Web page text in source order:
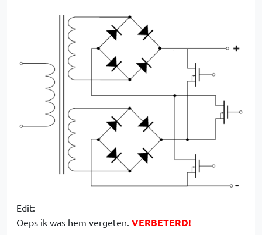
Edit:
Oeps ik was hem vergeten. VERBETERD!